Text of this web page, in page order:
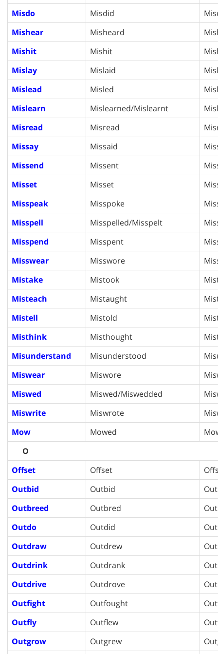
Misdo
Misdid
Mishear
Misheard
Mishit
Mishit
Mislay
Mislaid
Mislead
Misled
Mislearn
Mislearned/Mislearnt
Misread
Misread
Missay
Missaid
Missend
Missent
Misset
Misset
Misspeak
Misspoke
Misspell
Misspelled/Misspelt
Misspend
Misspent
Misswear
Misswore
Mistake
Mistook
Misteach
Mistaught
Mistell
Mistold
Misthink
Misthought
Misunderstand
Misunderstood
Miswear
Miswore
Miswed
Miswed/Miswedded
Miswrite
Miswrote
Mow
Mowed
O
Offset
Offset
Outbid
Outbid
Outbreed
Outbred
Outdo
Outdid
Outdraw
Outdrew
Outdrink
Outdrank
Outdrive
Outdrove
Outfight
Outfought
Outfly
Outflew
Outgrow
Outgrew